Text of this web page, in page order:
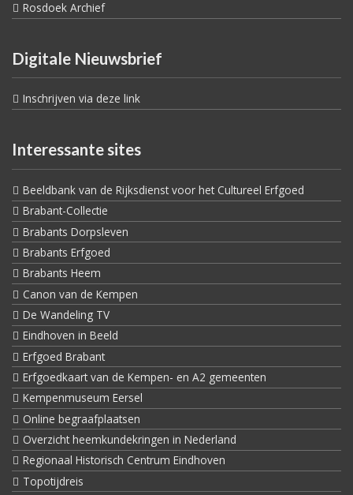
Rosdoek Archief
Digitale Nieuwsbrief
Inschrijven via deze link
Interessante sites
Beeldbank van de Rijksdienst voor het Cultureel Erfgoed
Brabant-Collectie
Brabants Dorpsleven
Brabants Erfgoed
Brabants Heem
Canon van de Kempen
De Wandeling TV
Eindhoven in Beeld
Erfgoed Brabant
Erfgoedkaart van de Kempen- en A2 gemeenten
Kempenmuseum Eersel
Online begraafplaatsen
Overzicht heemkundekringen in Nederland
Regionaal Historisch Centrum Eindhoven
Topotijdreis